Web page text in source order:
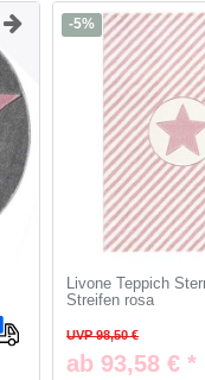
-5%
Livone Teppich
Streifen rosa
UVP 98,50 €
ab 93,58 € *